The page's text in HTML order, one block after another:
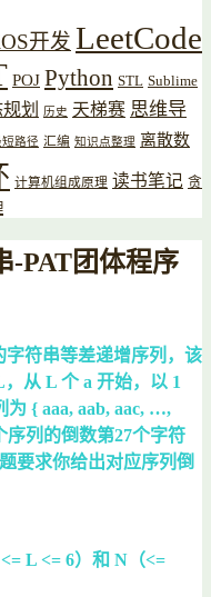
开发 LeetCode
POJ Python STL Sublime
划 历史 天梯赛 思维导
短路径 汇编 知识点整理 离散数
计算机组成原理 读书笔记 贪
-PAT团体程序
符串等差递增序列，该
从 L 个 a 开始，以 1
为 { aaa, aab, aac, …,
列的倒数第27个字符
要求你给出对应序列倒
L <= 6）和 N（<=